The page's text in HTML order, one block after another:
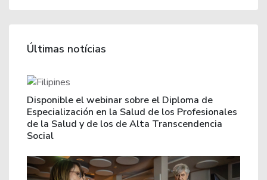
Últimas notícias
Disponible el webinar sobre el Diploma de
Especialización en la Salud de los Profesionales
de la Salud y de los de Alta Transcendencia
Social